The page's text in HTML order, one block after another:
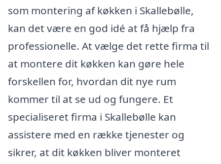
som montering af køkken i Skallebølle,
kan det være en god idé at få hjælp fra
professionelle. At vælge det rette firma til
at montere dit køkken kan gøre hele
forskellen for, hvordan dit nye rum
kommer til at se ud og fungere. Et
specialiseret firma i Skallebølle kan
assistere med en række tjenester og
sikrer, at dit køkken bliver monteret